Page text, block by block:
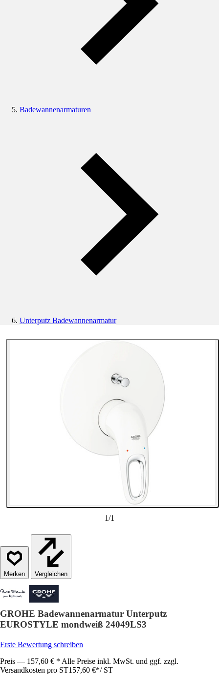
Badewannenarmaturen
Unterputz Badewannenarmatur
1/1
Vergleichen
GROHE Badewannenarmatur Unterputz
EUROSTYLE mondweiß 24049LS3
Erste Bewertung schreiben
Preis — 157,60 € * Alle Preise inkl. MwSt. und ggf. zzgl.
Versandkosten pro ST157,60 €*/ ST